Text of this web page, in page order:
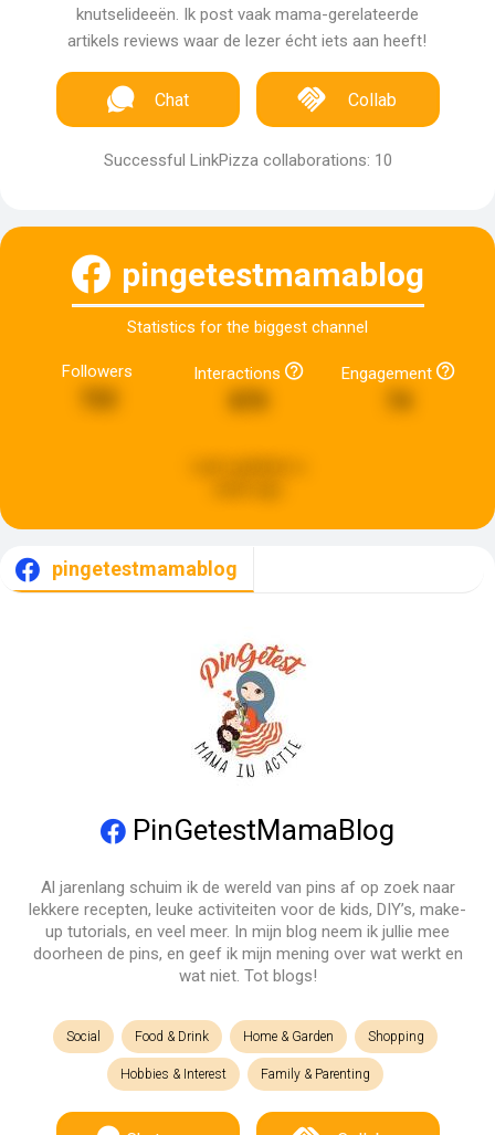
knutselideeën. Ik post vaak mama-gerelateerde
artikels reviews waar de lezer écht iets aan heeft!
Chat Collab
Successful LinkPizza collaborations: 10
pingetestmamablog
Statistics for the biggest channel
Followers Interactions Engagement
pingetestmamablog
PinGetestMamaBlog
Al jarenlang schuim ik de wereld van pins af op zoek naar
lekkere recepten, leuke activiteiten voor de kids, DIY’s, make-
up tutorials, en veel meer. In mijn blog neem ik jullie mee
doorheen de pins, en geef ik mijn mening over wat werkt en
wat niet. Tot blogs!
Social Food & Drink Home & Garden Shopping
Hobbies & Interest Family & Parenting